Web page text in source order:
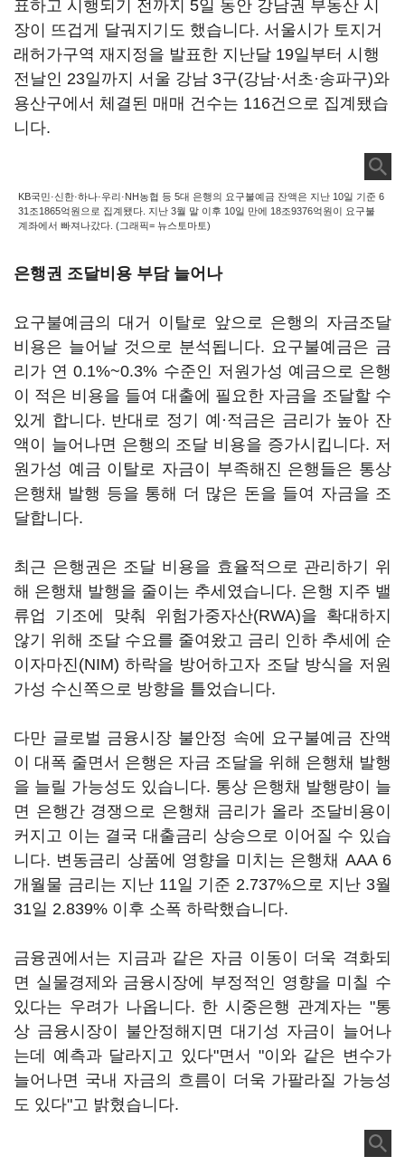
표하고 시행되기 전까지 5일 동안 강남권 부동산 시
장이 뜨겁게 달궈지기도 했습니다. 서울시가 토지거
래허가구역 재지정을 발표한 지난달 19일부터 시행
전날인 23일까지 서울 강남 3구(강남·서초·송파구)와
용산구에서 체결된 매매 건수는 116건으로 집계됐습
니다.
KB국민·신한·하나·우리·NH농협 등 5대 은행의 요구불예금 잔액은 지난 10일 기준 6
31조1865억원으로 집계됐다. 지난 3월 말 이후 10일 만에 18조9376억원이 요구불
계좌에서 빠져나갔다. (그래픽= 뉴스토마토)
은행권 조달비용 부담 늘어나
요구불예금의 대거 이탈로 앞으로 은행의 자금조달
비용은 늘어날 것으로 분석됩니다. 요구불예금은 금
리가 연 0.1%~0.3% 수준인 저원가성 예금으로 은행
이 적은 비용을 들여 대출에 필요한 자금을 조달할 수
있게 합니다. 반대로 정기 예·적금은 금리가 높아 잔
액이 늘어나면 은행의 조달 비용을 증가시킵니다. 저
원가성 예금 이탈로 자금이 부족해진 은행들은 통상
은행채 발행 등을 통해 더 많은 돈을 들여 자금을 조
달합니다.
최근 은행권은 조달 비용을 효율적으로 관리하기 위
해 은행채 발행을 줄이는 추세였습니다. 은행 지주 밸
류업 기조에 맞춰 위험가중자산(RWA)을 확대하지
않기 위해 조달 수요를 줄여왔고 금리 인하 추세에 순
이자마진(NIM) 하락을 방어하고자 조달 방식을 저원
가성 수신쪽으로 방향을 틀었습니다.
다만 글로벌 금융시장 불안정 속에 요구불예금 잔액
이 대폭 줄면서 은행은 자금 조달을 위해 은행채 발행
을 늘릴 가능성도 있습니다. 통상 은행채 발행량이 늘
면 은행간 경쟁으로 은행채 금리가 올라 조달비용이
커지고 이는 결국 대출금리 상승으로 이어질 수 있습
니다. 변동금리 상품에 영향을 미치는 은행채 AAA 6
개월물 금리는 지난 11일 기준 2.737%으로 지난 3월
31일 2.839% 이후 소폭 하락했습니다.
금융권에서는 지금과 같은 자금 이동이 더욱 격화되
면 실물경제와 금융시장에 부정적인 영향을 미칠 수
있다는 우려가 나옵니다. 한 시중은행 관계자는 "통
상 금융시장이 불안정해지면 대기성 자금이 늘어나
는데 예측과 달라지고 있다"면서 "이와 같은 변수가
늘어나면 국내 자금의 흐름이 더욱 가팔라질 가능성
도 있다"고 밝혔습니다.